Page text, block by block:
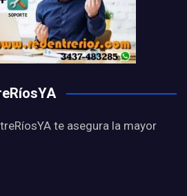
te asegura la mayor